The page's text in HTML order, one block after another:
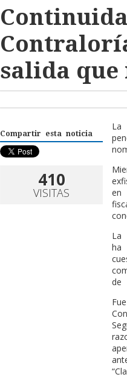
salida que
Compartir esta noticia
410
VISITAS
La
en
La
ha
de